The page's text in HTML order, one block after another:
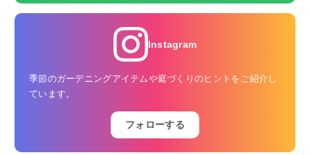
Instagram
季節のガーデニングアイテムや庭づくりのヒントをご紹介し
ています。
フォローする